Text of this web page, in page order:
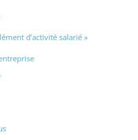
d’activité salarié »